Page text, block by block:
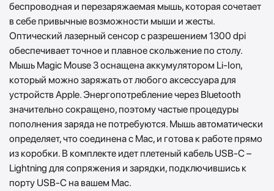
беспроводная и перезаряжаемая мышь, которая сочетает
в себе привычные возможности мыши и жесты.
Оптический лазерный сенсор с разрешением 1300 dpi
обеспечивает точное и плавное скольжение по столу.
Мышь Magic Mouse 3 оснащена аккумулятором Li-Ion,
который можно заряжать от любого аксессуара для
устройств Apple. Энергопотребление через Bluetooth
значительно сокращено, поэтому частые процедуры
пополнения заряда не потребуются. Мышь автоматически
определяет, что соединена с Mac, и готова к работе прямо
из коробки. В комплекте идет плетеный кабель USB-C –
Lightning для сопряжения и зарядки, подключившись к
порту USB-C на вашем Mac.